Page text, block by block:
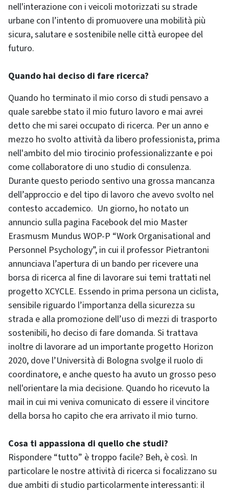
nell'interazione con i veicoli motorizzati su strade
urbane con l’intento di promuovere una mobilità più
sicura, salutare e sostenibile nelle città europee del
futuro.
Quando hai deciso di fare ricerca?
Quando ho terminato il mio corso di studi pensavo a
quale sarebbe stato il mio futuro lavoro e mai avrei
detto che mi sarei occupato di ricerca. Per un anno e
mezzo ho svolto attività da libero professionista, prima
nell'ambito del mio tirocinio professionalizzante e poi
come collaboratore di uno studio di consulenza.
Durante questo periodo sentivo una grossa mancanza
dell’approccio e del tipo di lavoro che avevo svolto nel
contesto accademico. Un giorno, ho notato un
annuncio sulla pagina Facebook del mio Master
Erasmusm Mundus WOP-P “Work Organisational and
Personnel Psychology”, in cui il professor Pietrantoni
annunciava l’apertura di un bando per ricevere una
borsa di ricerca al fine di lavorare sui temi trattati nel
progetto XCYCLE. Essendo in prima persona un ciclista,
sensibile riguardo l’importanza della sicurezza su
strada e alla promozione dell’uso di mezzi di trasporto
sostenibili, ho deciso di fare domanda. Si trattava
inoltre di lavorare ad un importante progetto Horizon
2020, dove l’Università di Bologna svolge il ruolo di
coordinatore, e anche questo ha avuto un grosso peso
nell'orientare la mia decisione. Quando ho ricevuto la
mail in cui mi veniva comunicato di essere il vincitore
della borsa ho capito che era arrivato il mio turno.
Cosa ti appassiona di quello che studi?
Rispondere “tutto” è troppo facile? Beh, è così. In
particolare le nostre attività di ricerca si focalizzano su
due ambiti di studio particolarmente interessanti: il